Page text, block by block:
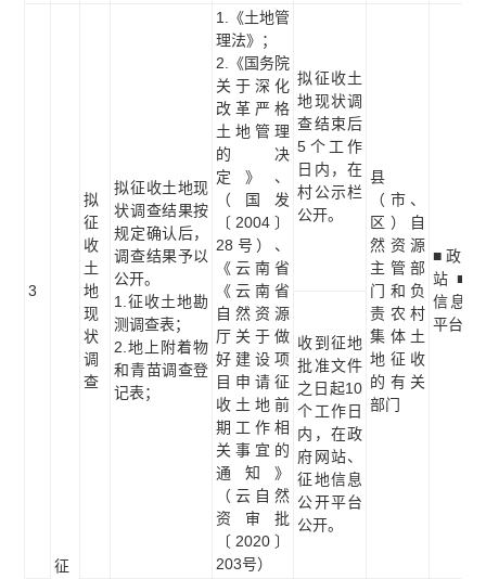
3
征
拟
征
收
土
地
现
状
调
查
拟征收土地现
状调查结果按
规定确认后，
调查结果予以
公开。
1.征收土地勘
测调查表；
2.地上附着物
和青苗调查登
记表；
1.《土地管
理法》；
2.《国务院
关于深化
改革严格
土地管理
的决
定》、
（国发
〔2004〕
28号）、
《云南省
《云南省
自然资源
厅关于做
好建设项
目申请征
收土地前
期工作相
关事宜的
通知》
（云自然
资审批
〔2020〕
203号）
拟征收土
地现状调
查结束后
5个工作
日内，在
村公示栏
公开。
县
（市、
区）自
然资源
主管部
门和负
责农村
集体土
地征收
的有关
部门
■政府
站 ■征
信息
平台
收到征地
批准文件
之日起10
个工作日
内，在政
府网站、
征地信息
公开平台
公开。